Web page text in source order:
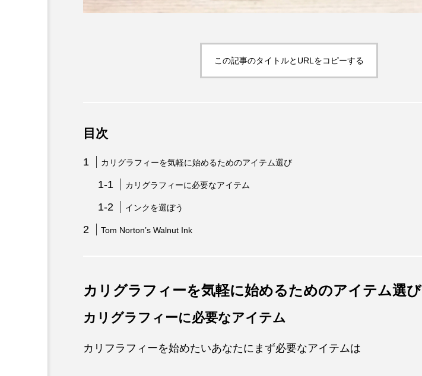
この記事のタイトルとURLをコピーする
目次
カリグラフィーを気軽に始めるためのアイテム選び
カリグラフィーに必要なアイテム
インクを選ぼう
Tom Norton’s Walnut Ink
カリグラフィーを気軽に始めるためのアイテム選び
カリグラフィーに必要なアイテム
カリフラフィーを始めたいあなたにまず必要なアイテムは